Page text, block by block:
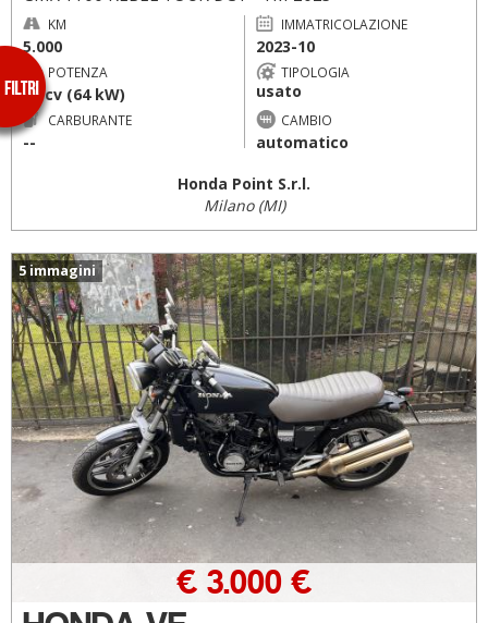
KM
5.000
IMMATRICOLAZIONE
2023-10
POTENZA
87 cv (64 kW)
TIPOLOGIA
usato
CARBURANTE
--
CAMBIO
automatico
Honda Point S.r.l.
Milano (MI)
5 immagini
€ 3.000 €